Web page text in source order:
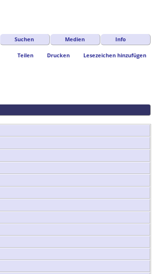
Suchen Medien Info
Teilen Drucken Lesezeichen hinzufügen